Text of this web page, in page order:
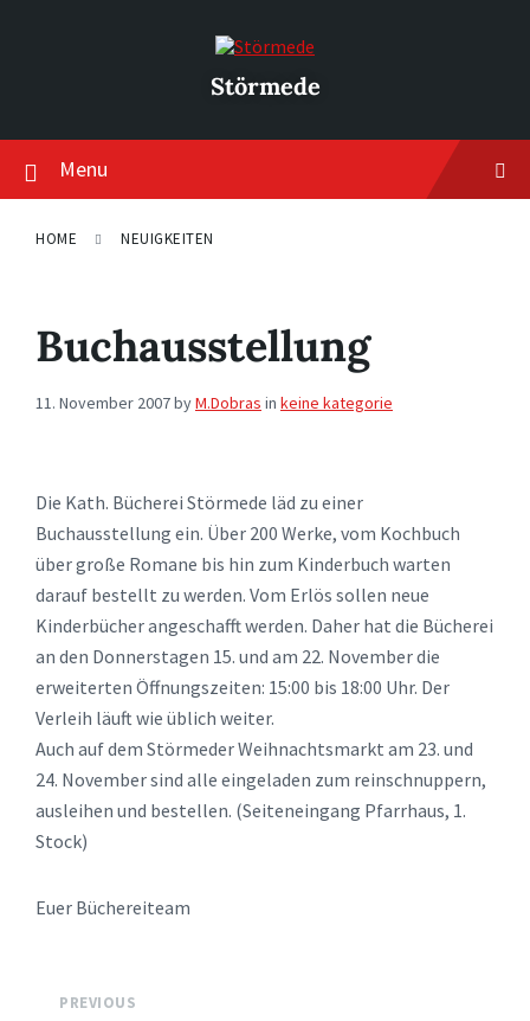
Störmede
Menu
HOME NEUIGKEITEN
Buchausstellung
11. November 2007byM.Dobras in keine kategorie
Die Kath. Bücherei Störmede läd zu einer
Buchausstellung ein. Über 200 Werke, vom Kochbuch
über große Romane bis hin zum Kinderbuch warten
darauf bestellt zu werden. Vom Erlös sollen neue
Kinderbücher angeschafft werden. Daher hat die Bücherei
an den Donnerstagen 15. und am 22. November die
erweiterten Öffnungszeiten: 15:00 bis 18:00 Uhr. Der
Verleih läuft wie üblich weiter.
Auch auf dem Störmeder Weihnachtsmarkt am 23. und
24. November sind alle eingeladen zum reinschnuppern,
ausleihen und bestellen. (Seiteneingang Pfarrhaus, 1.
Stock)
Euer Büchereiteam
PREVIOUS